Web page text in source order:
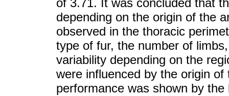
of 3.71. It was concluded that
depending on the origin of the
observed in the thoracic
type of fur, the number of
variability depending on the
were influenced by the origin
performance was shown by